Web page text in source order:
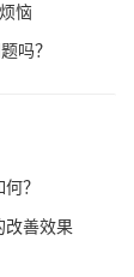
恼
吗？
？
改善效果